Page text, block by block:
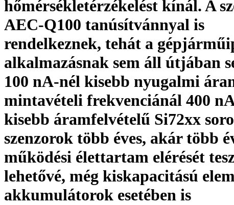
hőmérsékletérzékelést kínál. A
AEC-Q100 tanúsítvánnyal is
rendelkeznek, tehát a
alkalmazásnak sem áll útjában
100 nA-nél kisebb nyugalmi
mintavételi frekvenciánál 400
kisebb áramfelvételű Si72xx
szenzorok több éves, akár több
működési élettartam elérését
lehetővé, még kiskapacitású
akkumulátorok esetében is